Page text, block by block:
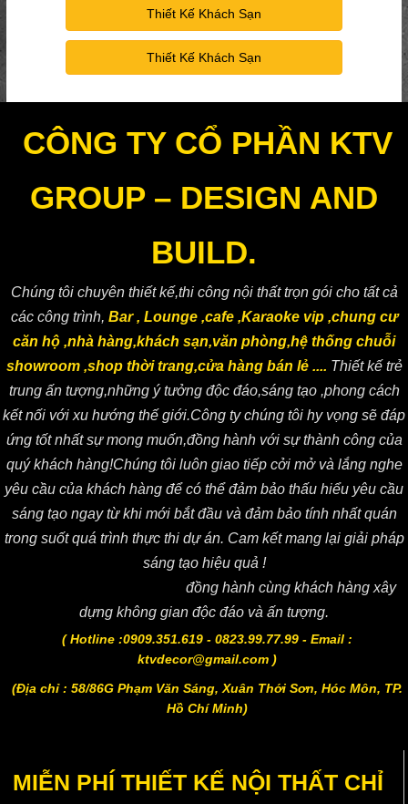
Thiết Kế Khách Sạn
Thiết Kế Khách Sạn
CÔNG TY CỔ PHẦN KTV
GROUP – DESIGN AND
BUILD.
Chúng tôi chuyên thiết kế,thi công nội thất trọn gói cho tất cả
các công trình, Bar , Lounge ,cafe ,Karaoke vip ,chung cư
căn hộ ,nhà hàng,khách sạn,văn phòng,hệ thống chuỗi
showroom ,shop thời trang,cửa hàng bán lẻ .... Thiết kế trẻ
trung ấn tượng,những ý tưởng độc đáo,sáng tạo ,phong cách
kết nối với xu hướng thế giới.Công ty chúng tôi hy vọng sẽ đáp
ứng tốt nhất sự mong muốn,đồng hành với sự thành công của
quý khách hàng!Chúng tôi luôn giao tiếp cởi mở và lắng nghe
yêu cầu của khách hàng để có thể đảm bảo thấu hiểu yêu cầu
sáng tạo ngay từ khi mới bắt đầu và đảm bảo tính nhất quán
trong suốt quá trình thực thi dự án. Cam kết mang lại giải pháp
sáng tạo hiệu quả !
đồng hành cùng khách hàng xây
dựng không gian độc đáo và ấn tượng.
( Hotline :0909.351.619 - 0823.99.77.99 - Email :
ktvdecor@gmail.com )
(Địa chỉ : 58/86G Phạm Văn Sáng, Xuân Thới Sơn, Hóc Môn, TP.
Hồ Chí Minh)
MIỄN PHÍ THIẾT KẾ NỘI THẤT CHỈ